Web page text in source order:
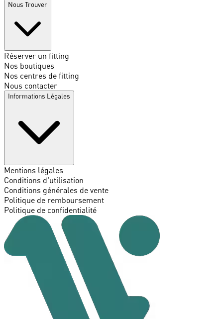
Nous Trouver
Réserver un fitting
Nos boutiques
Nos centres de fitting
Nous contacter
Informations Légales
Mentions légales
Conditions d'utilisation
Conditions générales de vente
Politique de remboursement
Politique de confidentialité